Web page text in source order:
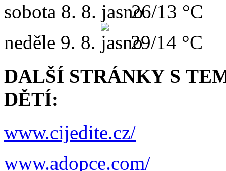
sobota 8. 8.
26/13 °C
neděle 9. 8.
29/14 °C
DALŠÍ STRÁNKY S
DĚTÍ:
www.cijedite.cz/
www.adopce.com/